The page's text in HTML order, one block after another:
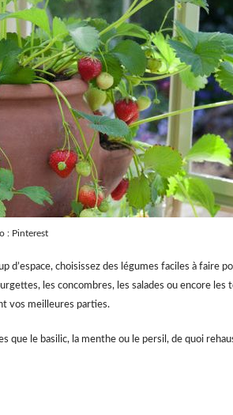
: Pinterest
d’espace, choisissez des légumes faciles à faire
les concombres, les salades ou encore les
vos meilleures parties.
que le basilic, la menthe ou le persil, de quoi